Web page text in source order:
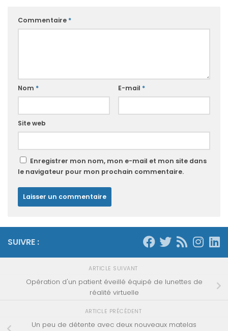
Commentaire *
Nom * E-mail *
Site web
Enregistrer mon nom, mon e-mail et mon site dans
le navigateur pour mon prochain commentaire.
SUIVRE :
ARTICLE SUIVANT
Opération d'un patient éveillé équipé de lunettes de
réalité virtuelle
ARTICLE PRÉCÉDENT
Un peu de détente avec deux nouveaux matelas